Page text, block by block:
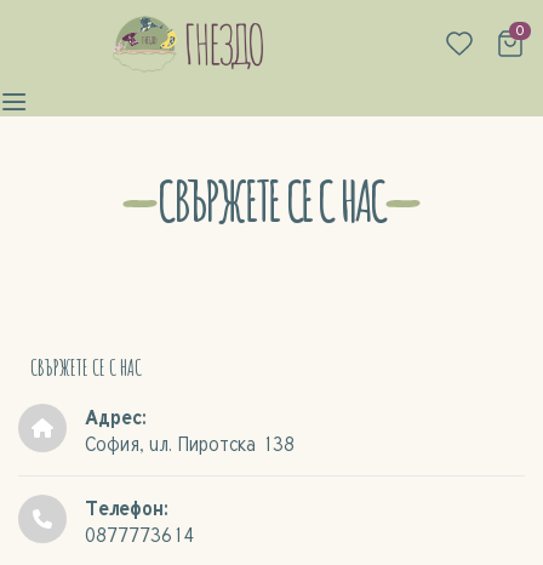
0
СВЪРЖЕТЕ СЕ С НАС
СВЪРЖЕТЕ СЕ С НАС
Адрес:
София, uл. Пиротска 138
Телефон:
0877773614